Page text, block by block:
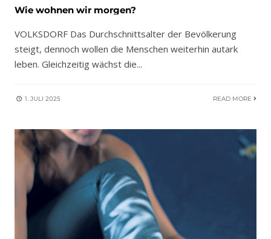
Wie wohnen wir morgen?
VOLKSDORF Das Durchschnittsalter der Bevölkerung
steigt, dennoch wollen die Menschen weiterhin autark
leben. Gleichzeitig wächst die...
1. JULI 2025 READ MORE